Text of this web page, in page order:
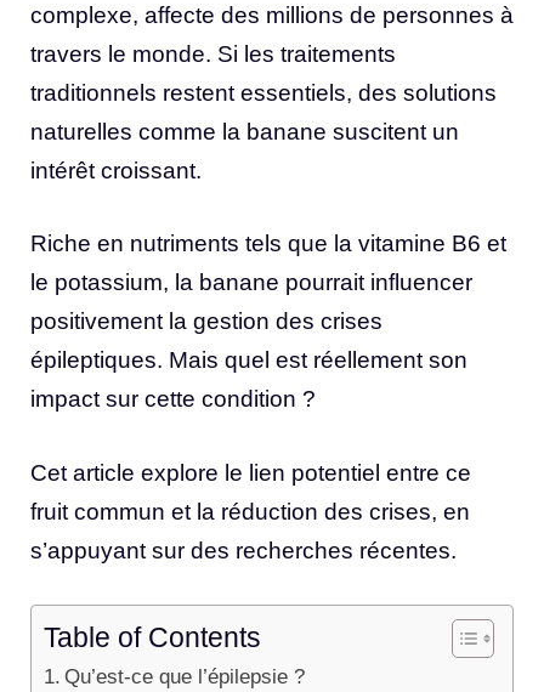
complexe, affecte des millions de personnes à
travers le monde. Si les traitements
traditionnels restent essentiels, des solutions
naturelles comme la banane suscitent un
intérêt croissant.
Riche en nutriments tels que la vitamine B6 et
le potassium, la banane pourrait influencer
positivement la gestion des crises
épileptiques. Mais quel est réellement son
impact sur cette condition ?
Cet article explore le lien potentiel entre ce
fruit commun et la réduction des crises, en
s’appuyant sur des recherches récentes.
Table of Contents
Qu’est-ce que l’épilepsie ?